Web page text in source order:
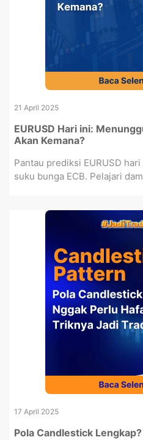
21 April 2025
EURUSD Hari ini:
Akan Kemana?
Pantau prediksi EURUSD
suku bunga ECB. Pelajari
17 April 2025
Pola Candlestick